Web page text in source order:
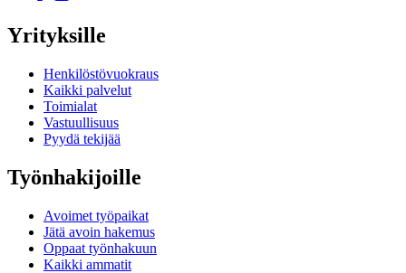
Yrityksille
Henkilöstövuokraus
Kaikki palvelut
Toimialat
Vastuullisuus
Pyydä tekijää
Työnhakijoille
Avoimet työpaikat
Jätä avoin hakemus
Oppaat työnhakuun
Kaikki ammatit